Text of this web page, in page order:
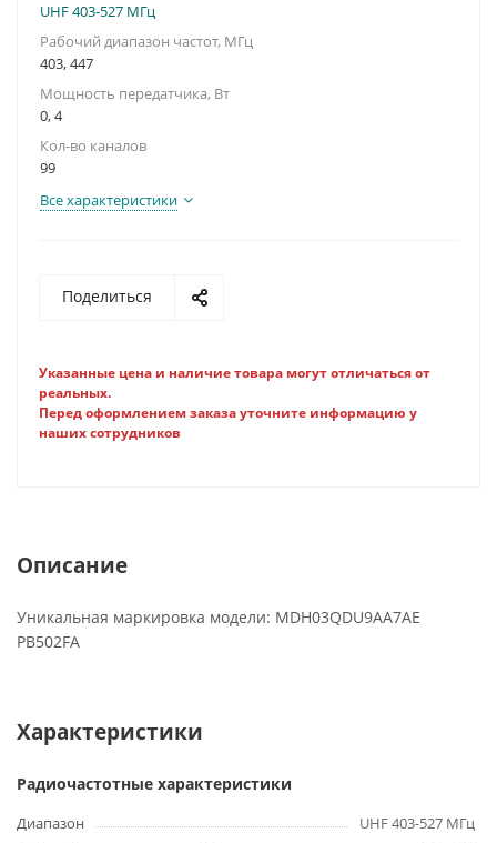
UHF 403-527 МГц
Рабочий диапазон частот, МГц
403, 447
Мощность передатчика, Вт
0, 4
Кол-во каналов
99
Все характеристики
Поделиться
Указанные цена и наличие товара могут отличаться от
реальных.
Перед оформлением заказа уточните информацию у
наших сотрудников
Описание
Уникальная маркировка модели: MDH03QDU9AA7AE
PB502FA
Характеристики
Радиочастотные характеристики
Диапазон
UHF 403-527 МГц